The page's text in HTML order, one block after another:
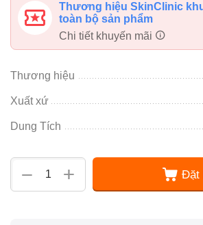
Thương hiệu SkinClinic
toàn bộ sản phẩm
Chi tiết khuyến mãi
Thương hiệu
Xuất xứ
Dung Tích
+
− Đặt